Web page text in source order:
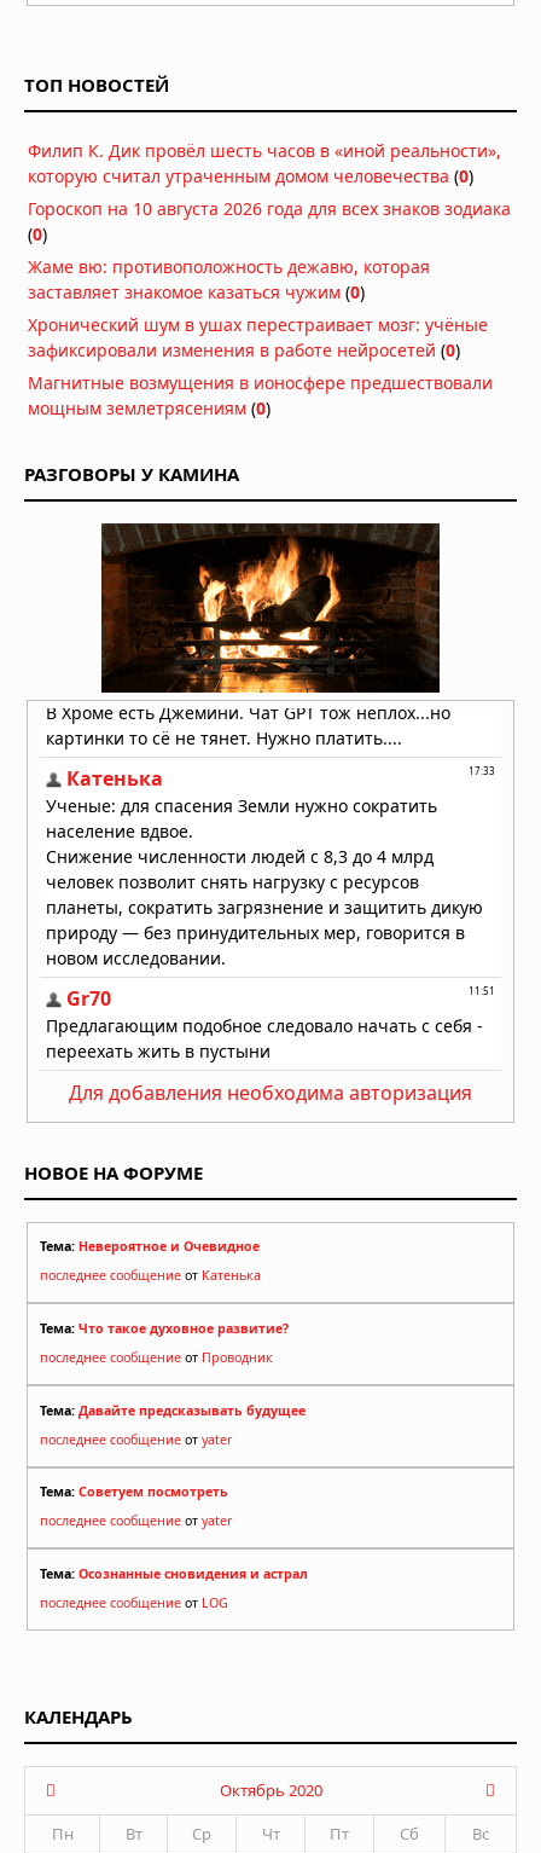
На Солнце нашли вихри,
объясняющие его загадочное
поведение
Ракета SpaceX врезалась в Луну на
скорости 8700 километров в час
06.08.2026 в 09:00
Атмосфера Плутона сжалась на 16
процентов
Куда исчезла вода на Марсе: два
ответа на главную загадку Красной
планеты
04.08.2026 в 11:13
Астероиды: не хаос, а порядок,
выстроенный за миллиарды лет
04.08.2026 в 10:30
Как солнечный ветер лишил Марс
атмосферы: физический механизм
раскрыт
ТОП НОВОСТЕЙ
Филип К. Дик провёл шесть часов в «иной реальности»,
которую считал утраченным домом человечества (0)
Гороскоп на 10 августа 2026 года для всех знаков зодиака
(0)
Жаме вю: противоположность дежавю, которая
заставляет знакомое казаться чужим (0)
Хронический шум в ушах перестраивает мозг: учёные
зафиксировали изменения в работе нейросетей (0)
Магнитные возмущения в ионосфере предшествовали
мощным землетрясениям (0)
РАЗГОВОРЫ У КАМИНА
Для добавления необходима авторизация
НОВОЕ НА ФОРУМЕ
Тема: Невероятное и Очевидное
последнее сообщение от Катенька
Тема: Что такое духовное развитие?
последнее сообщение от Проводник
Тема: Давайте предсказывать будущее
последнее сообщение от yater
Тема: Советуем посмотреть
последнее сообщение от yater
Тема: Осознанные сновидения и астрал
последнее сообщение от LOG
КАЛЕНДАРЬ
Октябрь 2020
Пн
Вт Ср Чт Пт Сб Вс